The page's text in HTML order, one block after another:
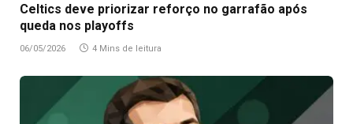
Celtics deve priorizar reforço no garrafão após
queda nos playoffs
06/05/2026 4 Mins de leitura